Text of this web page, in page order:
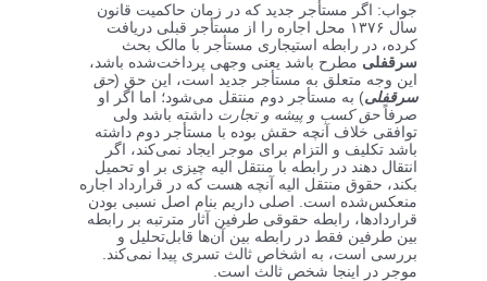
جواب: اگر مستأجر جدید که در زمان حاکمیت قانون
سال ۱۳۷۶ محل اجاره را از مستأجر قبلی دریافت
کرده، در رابطه استیجاری مستأجر با مالک بحث
سرقفلی مطرح باشد یعنی وجهی پرداخت‌شده باشد،
این وجه متعلق به مستأجر جدید است، این حق (حق
سرقفلی) به مستأجر دوم منتقل می‌شود؛ اما اگر او
صرفاًحق کسب و پیشه و تجارت داشته باشد ولی
توافقی خلاف آنچه حقش بوده با مستأجر دوم داشته
باشد تکلیف و التزام برای موجر ایجاد نمی‌کند، اگر
انتقال دهند در رابطه با منتقل الیه چیزی بر او تحمیل
بکند، حقوق منتقل الیه آنچه هست که در قرارداد اجاره
منعکس‌شده است. اصلی داریم بنام اصل نسبی بودن
قراردادها، رابطه حقوقی طرفین آثار مترتبه بر رابطه
بین طرفین فقط در رابطه بین آن‌ها قابل‌تحلیل و
بررسی است، به اشخاص ثالث تسری پیدا نمی‌کند.
موجر در اینجا شخص ثالث است.